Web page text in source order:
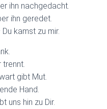
ihn nachgedacht.
ihn geredet.
kamst zu mir.
trennt.
gibt Mut.
Hand.
uns hin zu Dir.